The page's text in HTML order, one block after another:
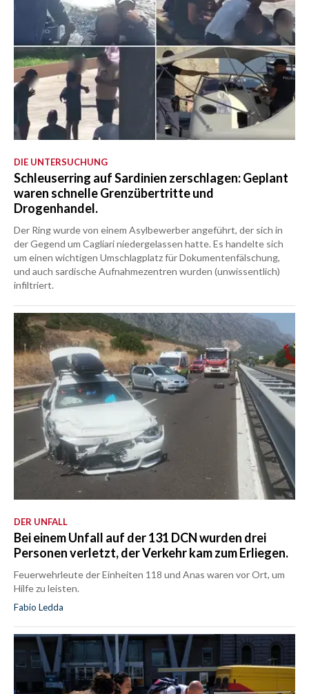
DIE UNTERSUCHUNG
Schleuserring auf Sardinien zerschlagen: Geplant
waren schnelle Grenzübertritte und
Drogenhandel.
Der Ring wurde von einem Asylbewerber angeführt, der sich in
der Gegend um Cagliari niedergelassen hatte. Es handelte sich
um einen wichtigen Umschlagplatz für Dokumentenfälschung,
und auch sardische Aufnahmezentren wurden (unwissentlich)
infiltriert.
DER UNFALL
Bei einem Unfall auf der 131 DCN wurden drei
Personen verletzt, der Verkehr kam zum Erliegen.
Feuerwehrleute der Einheiten 118 und Anas waren vor Ort, um
Hilfe zu leisten.
Fabio Ledda